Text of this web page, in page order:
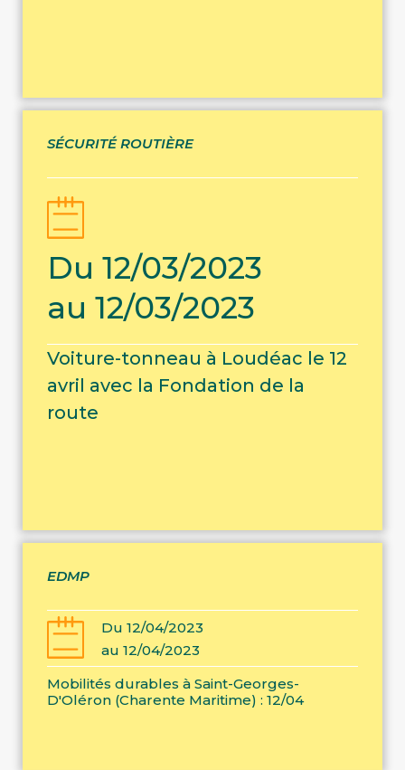
SÉCURITÉ ROUTIÈRE
Du 12/03/2023
au 12/03/2023
Voiture-tonneau à Loudéac le 12
avril avec la Fondation de la
route
EDMP
Du 12/04/2023
au 12/04/2023
Mobilités durables à Saint-Georges-
D'Oléron (Charente Maritime) : 12/04